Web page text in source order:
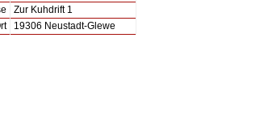
Zur Kuhdrift 1
19306 Neustadt-Glewe